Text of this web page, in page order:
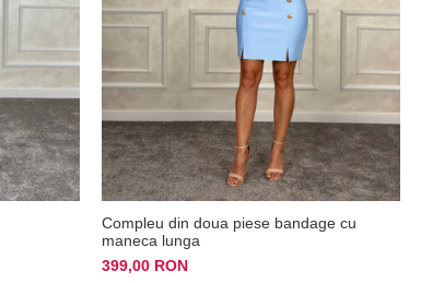
Compleu din doua piese bandage cu
maneca lunga
399,00 RON